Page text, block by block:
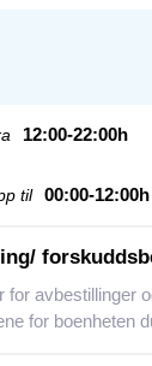
12:00-22:00h
til 00:00-12:00h
for avbestillinger
for boenheten